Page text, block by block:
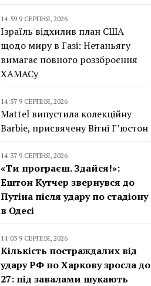
14:59 9 СЕРПНЯ, 2026
Ізраїль відхилив план США
щодо миру в Газі: Нетаньягу
вимагає повного роззброєння
ХАМАСу
14:57 9 СЕРПНЯ, 2026
Mattel випустила колекційну
Barbie, присвячену Вітні Г’юстон
14:37 9 СЕРПНЯ, 2026
«Ти програєш. Здайся!»:
Ештон Кутчер звернувся до
Путіна після удару по стадіону
в Одесі
14:03 9 СЕРПНЯ, 2026
Кількість постраждалих від
удару РФ по Харкову зросла до
27: під завалами шукають